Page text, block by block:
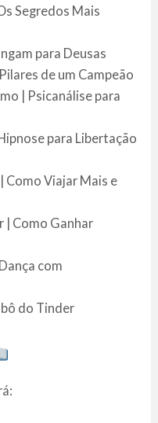
Segredos Mais
para Deusas
de um Campeão
| Psicanálise para
para Libertação
Como Viajar Mais e
| Como Ganhar
com
do Tinder